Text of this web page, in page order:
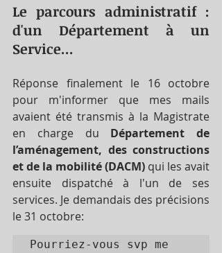
Le parcours administratif :
d'un Département à un
Service...
Réponse finalement le 16 octobre
pour m'informer que mes mails
avaient été transmis à la Magistrate
en charge du Département de
l’aménagement, des constructions
et de la mobilité (DACM) qui les avait
ensuite dispatché à l'un de ses
services. Je demandais des précisions
le 31 octobre:
Pourriez-vous svp me